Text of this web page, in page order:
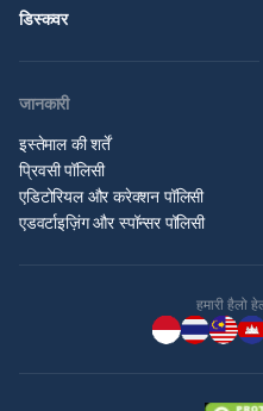
डिस्कवर
जानकारी
इस्तेमाल की शर्तें
प्रिवसी पॉलिसी
एडिटोरियल और करेक्शन पॉलिसी
एडवर्टाइज़िंग और स्पॉन्सर पॉलिसी
हमारी हैलो